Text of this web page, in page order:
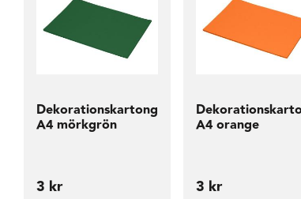
Dekorationskartong
A4 mörkgrön
3 kr
A4 orange
3 kr